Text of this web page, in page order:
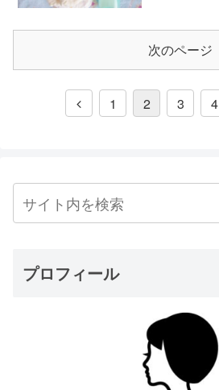
次のページ
1 2 3 4
プロフィール